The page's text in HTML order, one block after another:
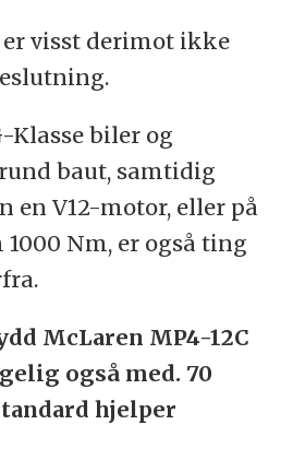
visst derimot ikke
Klasse biler og
baut, samtidig
en V12-motor, eller på
Nm, er også ting
McLaren MP4-12C
også med. 70
hjelper